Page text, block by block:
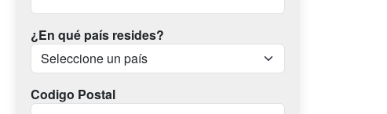
¿En qué país resides?
Codigo Postal